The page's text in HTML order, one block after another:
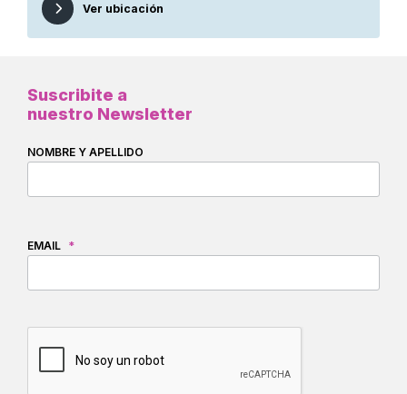
Ver ubicación
Suscribite a
nuestro Newsletter
NOMBRE Y APELLIDO
EMAIL *